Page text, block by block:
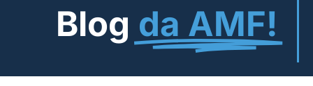
Blog da AMF!